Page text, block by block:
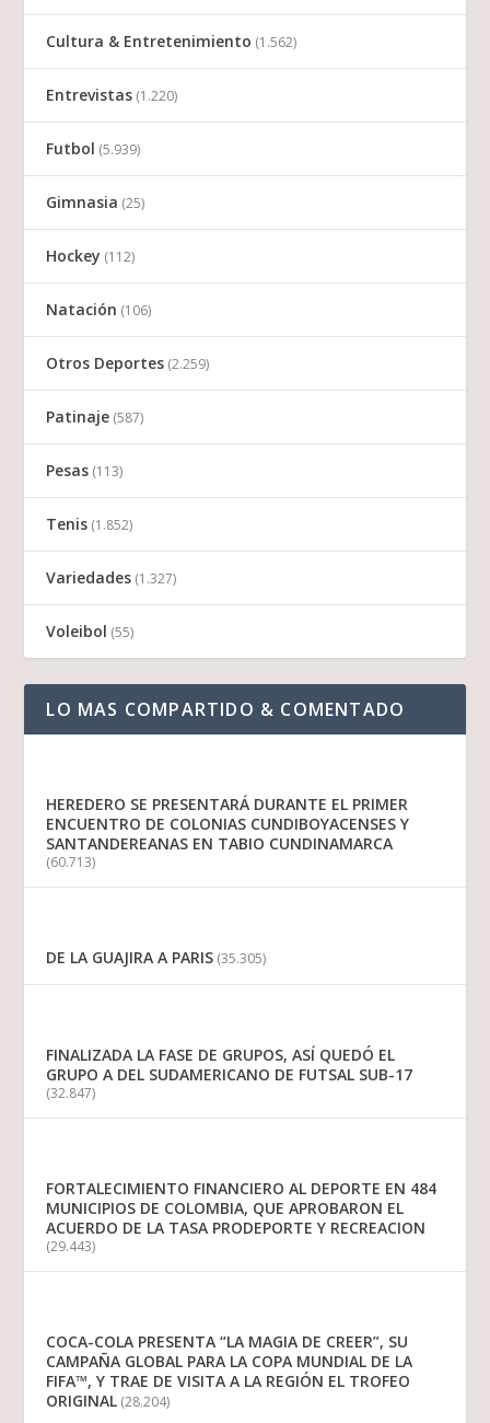
Cultura & Entretenimiento (1.562)
Entrevistas (1.220)
Futbol (5.939)
Gimnasia (25)
Hockey (112)
Natación (106)
Otros Deportes (2.259)
Patinaje (587)
Pesas (113)
Tenis (1.852)
Variedades (1.327)
Voleibol (55)
LO MAS COMPARTIDO & COMENTADO
HEREDERO SE PRESENTARÁ DURANTE EL PRIMER
ENCUENTRO DE COLONIAS CUNDIBOYACENSES Y
SANTANDEREANAS EN TABIO CUNDINAMARCA
(60.713)
DE LA GUAJIRA A PARIS (35.305)
FINALIZADA LA FASE DE GRUPOS, ASÍ QUEDÓ EL
GRUPO A DEL SUDAMERICANO DE FUTSAL SUB-17
(32.847)
FORTALECIMIENTO FINANCIERO AL DEPORTE EN 484
MUNICIPIOS DE COLOMBIA, QUE APROBARON EL
ACUERDO DE LA TASA PRODEPORTE Y RECREACION
(29.443)
COCA-COLA PRESENTA “LA MAGIA DE CREER”, SU
CAMPAÑA GLOBAL PARA LA COPA MUNDIAL DE LA
FIFA™, Y TRAE DE VISITA A LA REGIÓN EL TROFEO
ORIGINAL (28.204)